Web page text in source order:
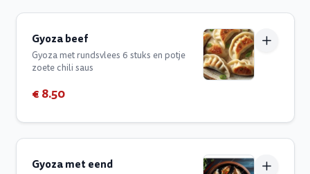
Gyoza beef
Gyoza met rundsvlees 6 stuks en potje
zoete chili saus
€ 8.50
Gyoza met eend